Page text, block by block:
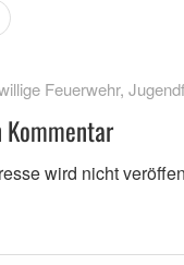
Feuerwehr,
Kommentar
wird nicht